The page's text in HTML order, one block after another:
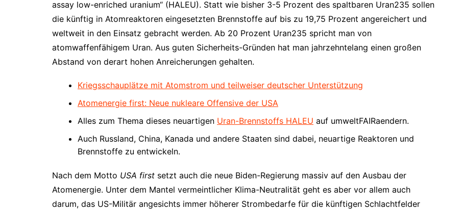
assay low-enriched uranium“ (HALEU). Statt wie bisher 3-5 Prozent des spaltbaren Uran235 sollen
die künftig in Atomreaktoren eingesetzten Brennstoffe auf bis zu 19,75 Prozent angereichert und
weltweit in den Einsatz gebracht werden. Ab 20 Prozent Uran235 spricht man von
atomwaffenfähigem Uran. Aus guten Sicherheits-Gründen hat man jahrzehntelang einen großen
Abstand von derart hohen Anreicherungen gehalten.
Kriegsschauplätze mit Atomstrom und teilweiser deutscher Unterstützung
Atomenergie first: Neue nukleare Offensive der USA
Alles zum Thema dieses neuartigen Uran-Brennstoffs HALEU auf umweltFAIRaendern.
Auch Russland, China, Kanada und andere Staaten sind dabei, neuartige Reaktoren und
Brennstoffe zu entwickeln.
Nach dem Motto USA first setzt auch die neue Biden-Regierung massiv auf den Ausbau der
Atomenergie. Unter dem Mantel vermeintlicher Klima-Neutralität geht es aber vor allem auch
darum, das US-Militär angesichts immer höherer Strombedarfe für die künftigen Schlachtfelder